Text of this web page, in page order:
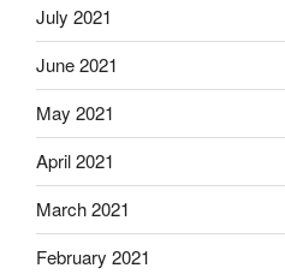
July 2021
June 2021
May 2021
April 2021
March 2021
February 2021